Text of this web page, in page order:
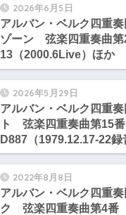
2026年6月5日
アルバン・ベルク四重
ゾーン 弦楽四重奏曲第
13（2000.6Live）ほか
2026年5月29日
アルバン・ベルク四重
ト 弦楽四重奏曲第15
D887（1979.12.17-22録
2022年8月8日
アルバン・ベルク四重
ク 弦楽四重奏曲第4番